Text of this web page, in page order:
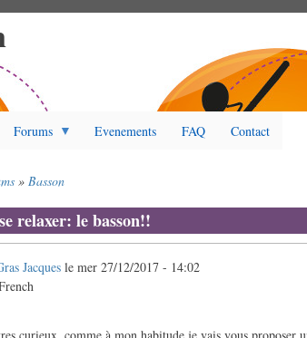
Forums Evenements FAQ Contact
Basson
relaxer: le basson!!
Jacques lemer 27/12/2017 - 14:02